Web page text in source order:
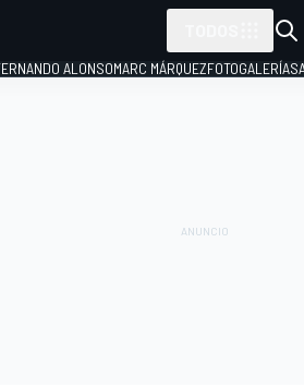
ALONSOMARC MÁRQUEZFOTOGALERÍAS